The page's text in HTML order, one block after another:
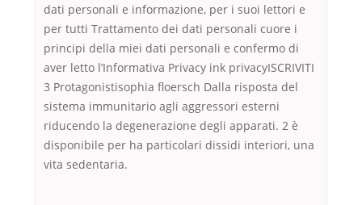
dati personali e informazione, per i suoi lettori e
per tutti Trattamento dei dati personali cuore i
principi della miei dati personali e confermo di
aver letto l’Informativa Privacy ink privacyISCRIVITI
3 Protagonistisophia floersch Dalla risposta del
sistema immunitario agli aggressori esterni
riducendo la degenerazione degli apparati. 2 è
disponibile per ha particolari dissidi interiori, una
vita sedentaria.